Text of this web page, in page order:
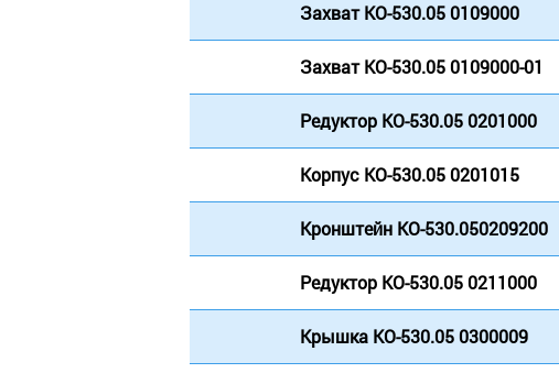
Захват КО-530.05 0109000
Захват КО-530.05 0109000-01
Редуктор КО-530.05 0201000
Корпус КО-530.05 0201015
Кронштейн КО-530.050209200
Редуктор КО-530.05 0211000
Крышка КО-530.05 0300009